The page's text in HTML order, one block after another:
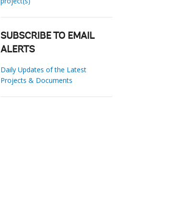
SUBSCRIBE TO EMAIL
ALERTS
Daily Updates of the Latest
Projects & Documents